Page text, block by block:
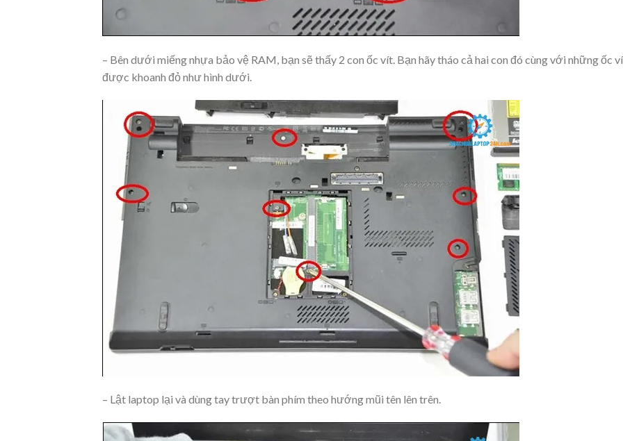
– Bên dưới miếng nhựa bảo vệ RAM, bạn sẽ thấy 2 con ốc vít. Bạn hãy tháo cả hai con đó cùng với những ốc
được khoanh đỏ như hình dưới.
– Lật laptop lại và dùng tay trượt bàn phím theo hướng mũi tên lên trên.